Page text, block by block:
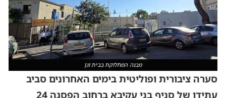
מבנה המחלוקת בבית וגן
סערה ציבורית ופוליטית בימים האחרונים סביב
עתידו של סניף בני עקיבא ברחוב הפסגה 24